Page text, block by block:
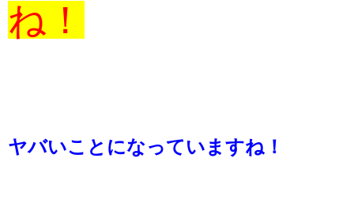
ね！
ヤバいことになっていますね！